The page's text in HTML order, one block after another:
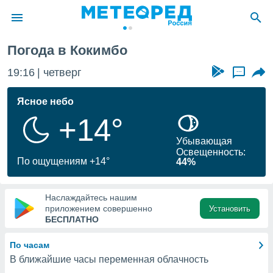
о
Вы можете
к этому
доступ
Погода в Кокимбо
19:16 четверг ...
Ясное небо
+14°
По ощущениям +14°
Убывающая
Освещенность:
44%
Наслаждайтесь нашим
приложением совершенно
БЕСПЛАТНО
Установить
По часам
В ближайшие часы переменная облачность